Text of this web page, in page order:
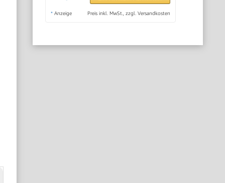
* Anzeige Preis inkl. MwSt., zzgl. Versandkosten